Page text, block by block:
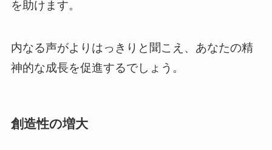
を助けます。
内なる声がよりはっきりと聞こえ、あなたの精
神的な成長を促進するでしょう。
創造性の増大